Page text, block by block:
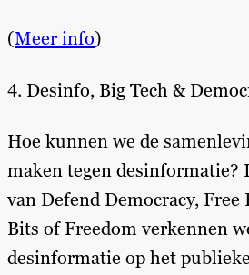
(Meer info)
4. Desinfo, Big Tech &
Hoe kunnen we de
maken tegen desinformatie?
van Defend Democracy,
Bits of Freedom verkennen
desinformatie op het